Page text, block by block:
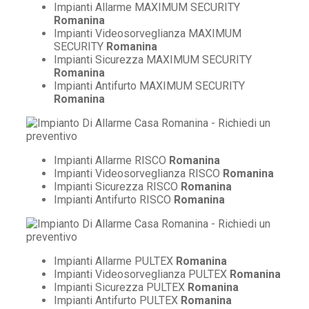
Impianti Allarme MAXIMUM SECURITY
Romanina
Impianti Videosorveglianza MAXIMUM
SECURITY Romanina
Impianti Sicurezza MAXIMUM SECURITY
Romanina
Impianti Antifurto MAXIMUM SECURITY
Romanina
Impianti Allarme RISCO Romanina
Impianti Videosorveglianza RISCO Romanina
Impianti Sicurezza RISCO Romanina
Impianti Antifurto RISCO Romanina
Impianti Allarme PULTEX Romanina
Impianti Videosorveglianza PULTEX Romanina
Impianti Sicurezza PULTEX Romanina
Impianti Antifurto PULTEX Romanina